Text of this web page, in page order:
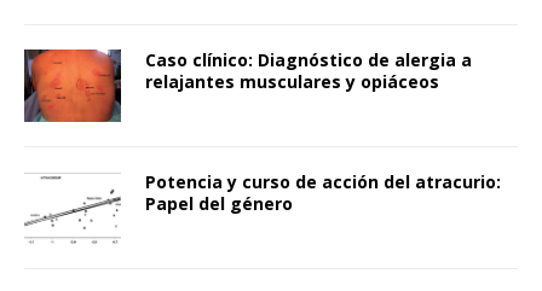
Caso clínico: Diagnóstico de alergia a
relajantes musculares y opiáceos
Potencia y curso de acción del atracurio:
Papel del género